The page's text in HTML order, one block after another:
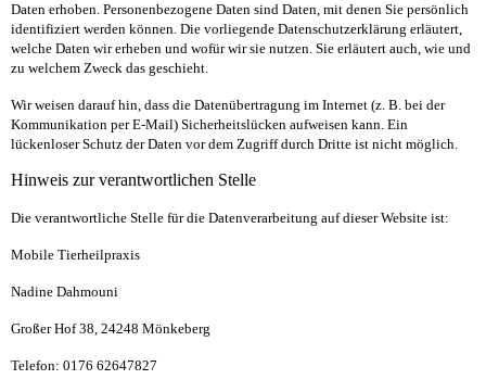
Daten erhoben. Personenbezogene Daten sind Daten, mit denen Sie persönlich
identifiziert werden können. Die vorliegende Datenschutzerklärung erläutert,
welche Daten wir erheben und wofür wir sie nutzen. Sie erläutert auch, wie und
zu welchem Zweck das geschieht.
Wir weisen darauf hin, dass die Datenübertragung im Internet (z. B. bei der
Kommunikation per E-Mail) Sicherheitslücken aufweisen kann. Ein
lückenloser Schutz der Daten vor dem Zugriff durch Dritte ist nicht möglich.
Hinweis zur verantwortlichen Stelle
Die verantwortliche Stelle für die Datenverarbeitung auf dieser Website ist:
Mobile Tierheilpraxis
Nadine Dahmouni
Großer Hof 38, 24248 Mönkeberg
Telefon: 0176 62647827